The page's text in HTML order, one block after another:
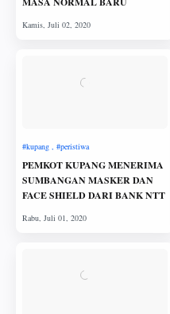
PEMKOT KUPANG MENERIMA
SUMBANGAN MASKER DAN
FACE SHIELD DARI BANK NTT